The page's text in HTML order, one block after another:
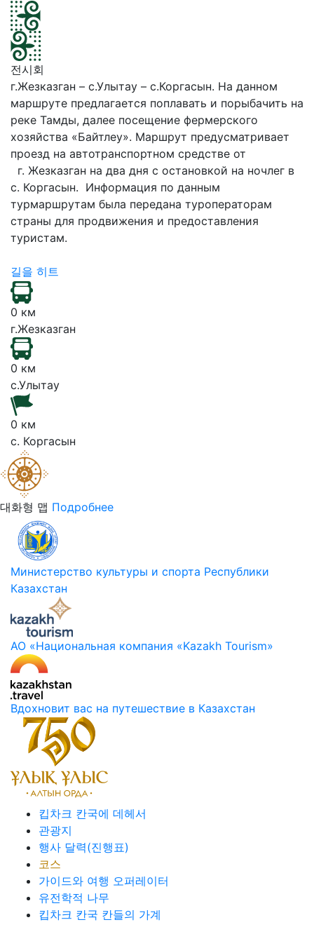
전시회
г.Жезказган – с.Улытау – с.Коргасын. На данном
маршруте предлагается поплавать и порыбачить на
реке Тамды, далее посещение фермерского
хозяйства «Байтлеу». Маршрут предусматривает
проезд на автотранспортном средстве от
г. Жезказган на два дня с остановкой на ночлег в
с. Коргасын. Информация по данным
турмаршрутам была передана туроператорам
страны для продвижения и предоставления
туристам.
길을 히트
0 км
г.Жезказган
0 км
с.Улытау
0 км
с. Коргасын
대화형 맵 Подробнее
Министерство культуры и спорта Республики
Казахстан
АО «Национальная компания «Kazakh Tourism»
Вдохновит вас на путешествие в Казахстан
킵차크 칸국에 데헤서
관광지
행사 달력(진행표)
코스
가이드와 여행 오퍼레이터
유전학적 나무
킵차크 칸국 칸들의 가계